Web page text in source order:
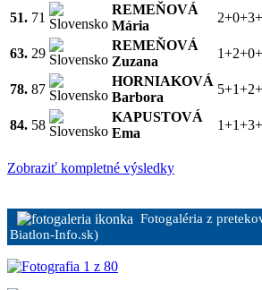
51. 71
REMEŇOVÁ
Mária
63. 29
REMEŇOVÁ
Zuzana
78. 87
HORNIAKOVÁ
Barbora
84. 58
KAPUSTOVÁ
Ema
Zobraziť kompletné výsledky
Fotogaléria z
Biatlon-Info.sk)